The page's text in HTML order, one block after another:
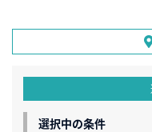
選択中の条件